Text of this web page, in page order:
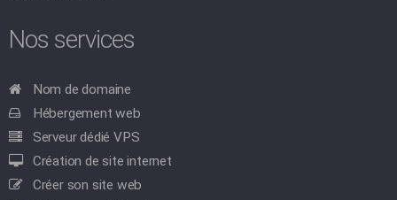
Nos services
Nom de domaine
Hébergement web
Serveur dédié VPS
Création de site internet
Créer son site web